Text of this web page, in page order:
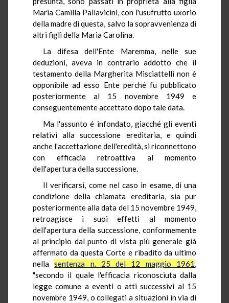
Maria Camilla Pallavicini, con l'usufrutto uxorio
della madre di questa, salvo la sopravvenienza di
altri figli della Maria Carolina.
La difesa dell'Ente Maremma, nelle sue
deduzioni, aveva in contrario addotto che il
testamento della Margherita Misciattelli non é
opponibile ad esso Ente perché fu pubblicato
posteriormente al 15 novembre 1949 e
conseguentemente accettato dopo tale data.
Ma l'assunto é infondato, giacché gli eventi
relativi alla successione ereditaria, e quindi
anche l'accettazione dell'eredità, si riconnettono
con efficacia retroattiva al momento
dell'apertura della successione.
Il verificarsi, come nel caso in esame, di una
condizione della chiamata ereditaria, sia pur
posteriormente alla data del 15 novembre 1949,
retroagisce i suoi effetti al momento
dell'apertura della successione, conformemente
al principio dal punto di vista più generale già
affermato da questa Corte e ribadito da ultimo
nellasentenza n. 25 del 12 maggio 1961,
"secondo il quale l'efficacia riconosciuta dalla
legge comune a eventi o atti successivi al 15
novembre 1949, o collegati a situazioni in via di